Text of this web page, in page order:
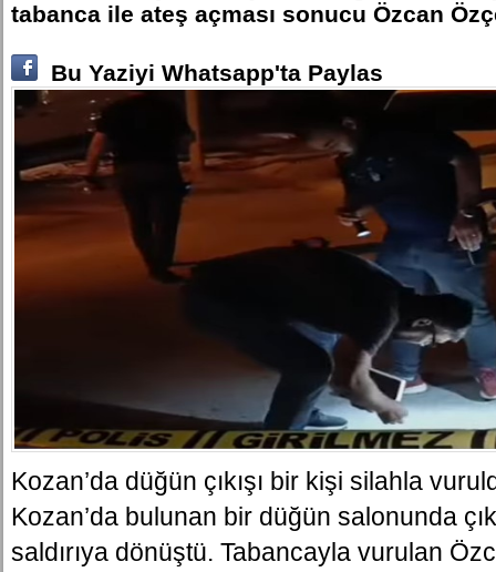
tabanca ile ateş açması sonucu Özcan
Bu Yaziyi Whatsapp'ta Paylas
Kozan’da düğün çıkışı bir kişi silahla
Kozan’da bulunan bir düğün salonunda
saldırıya dönüştü. Tabancayla vurulan